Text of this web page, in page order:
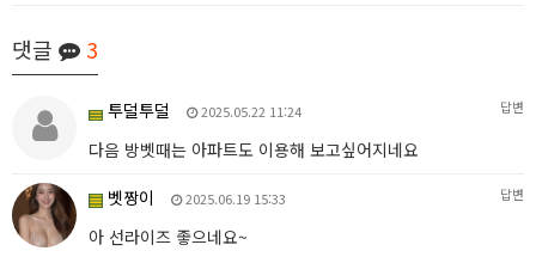
댓글 3
투덜투덜 2025.05.22 11:24 답변
다음 방벳때는 아파트도 이용해 보고싶어지네요
벳짱이
2025.06.19 15:33 답변
아 선라이즈 좋으네요~